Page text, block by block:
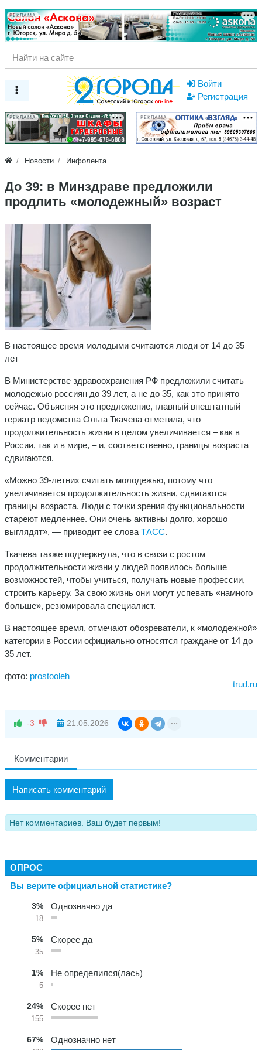
РЕКЛАМА
Войти
Регистрация
РЕКЛАМА РЕКЛАМА
Новости Инфолента
До 39: в Минздраве предложили
продлить «молодежный» возраст
В настоящее время молодыми считаются люди от 14 до 35
лет
В Министерстве здравоохранения РФ предложили считать
молодежью россиян до 39 лет, а не до 35, как это принято
сейчас. Объясняя это предложение, главный внештатный
гериатр ведомства Ольга Ткачева отметила, что
продолжительность жизни в целом увеличивается – как в
России, так и в мире, – и, соответственно, границы возраста
сдвигаются.
«Можно 39-летних считать молодежью, потому что
увеличивается продолжительность жизни, сдвигаются
границы возраста. Люди с точки зрения функциональности
стареют медленнее. Они очень активны долго, хорошо
выглядят», — приводит ее слова ТАСС.
Ткачева также подчеркнула, что в связи с ростом
продолжительности жизни у людей появилось больше
возможностей, чтобы учиться, получать новые профессии,
строить карьеру. За свою жизнь они могут успевать «намного
больше», резюмировала специалист.
В настоящее время, отмечают обозреватели, к «молодежной»
категории в России официально относятся граждане от 14 до
35 лет.
фото: prostooleh
trud.ru
-3 21.05.2026
Комментарии
Написать комментарий
Нет комментариев. Ваш будет первым!
ОПРОС
Вы верите официальной статистике?
3%
18
Однозначно да
5%
35
Скорее да
1%
5
Не определился(лась)
24%
155
Скорее нет
67% Однозначно нет